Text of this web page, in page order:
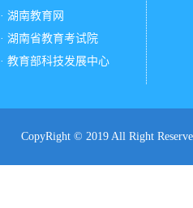
· 湖南教育网
· 湖南省教育考试院
· 教育部科技发展中心
CopyRight © 2019 All Right